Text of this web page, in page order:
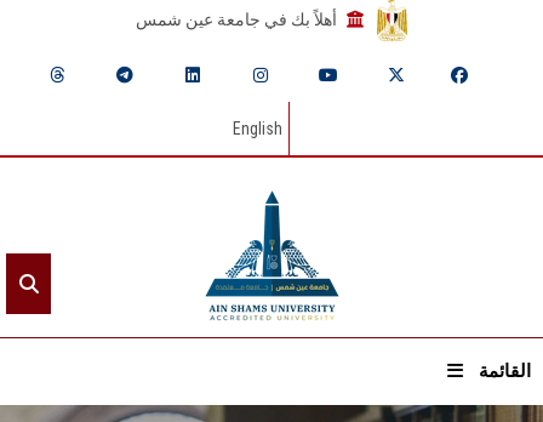
أهلاً بك في جامعة عين شمس
English
القائمة